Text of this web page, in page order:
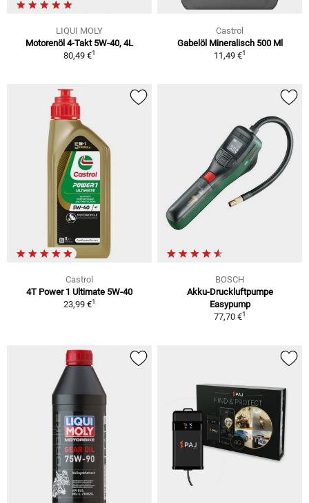
LIQUI MOLY
Motorenöl 4-Takt 5W-40, 4L
80,49 €1
Castrol
Gabelöl Mineralisch 500 Ml
11,49 €1
Castrol
4T Power 1 Ultimate 5W-40
23,99 €1
BOSCH
Akku-Druckluftpumpe
Easypump
77,70 €1